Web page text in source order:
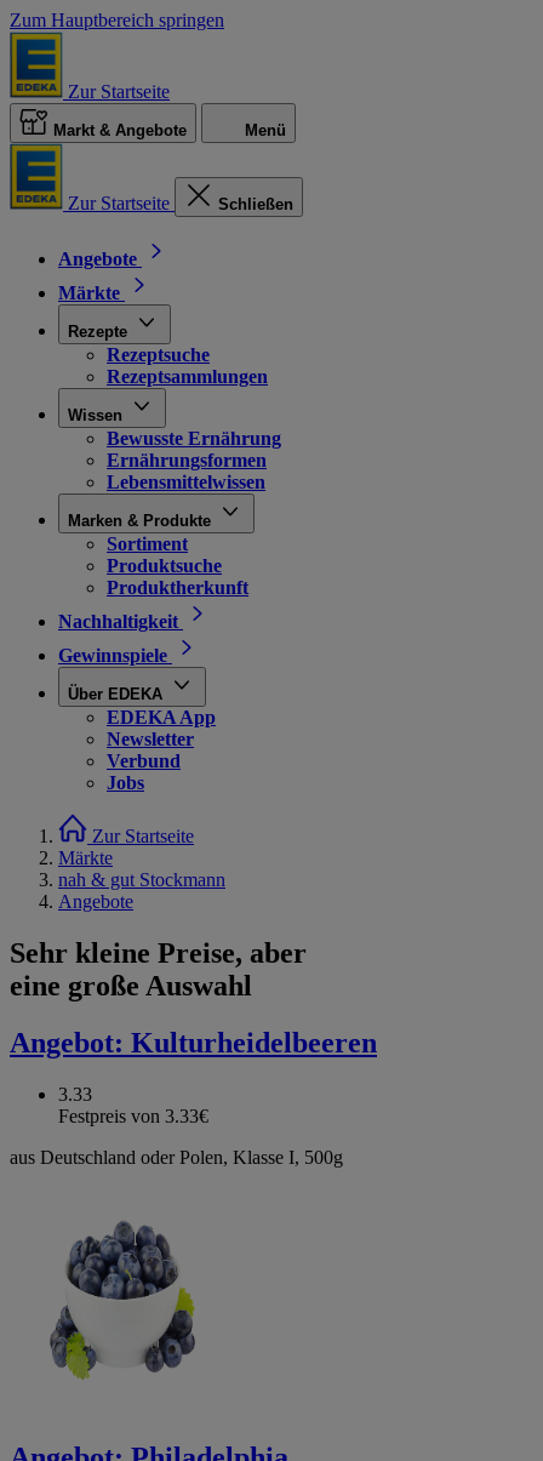
Zum Hauptbereich springen
Zur Startseite
Markt & Angebote Menü
Zur Startseite Schließen
Angebote
Märkte
Rezepte
Rezeptsuche
Rezeptsammlungen
Wissen
Bewusste Ernährung
Ernährungsformen
Lebensmittelwissen
Marken & Produkte
Sortiment
Produktsuche
Produktherkunft
Nachhaltigkeit
Gewinnspiele
Über EDEKA
EDEKA App
Newsletter
Verbund
Jobs
Zur Startseite
Märkte
nah & gut Stockmann
Angebote
Sehr kleine Preise, aber
eine große Auswahl
Angebot: Kulturheidelbeeren
3.33
Festpreis von 3.33€
aus Deutschland oder Polen, Klasse I, 500g